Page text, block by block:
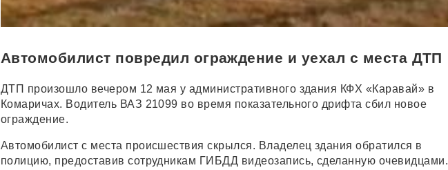
Автомобилист повредил ограждение и уехал с места ДТП
ДТП произошло вечером 12 мая у административного здания КФХ «Каравай» в
Комаричах. Водитель ВАЗ 21099 во время показательного дрифта сбил новое
ограждение.
Автомобилист с места происшествия скрылся. Владелец здания обратился в
полицию, предоставив сотрудникам ГИБДД видеозапись, сделанную очевидцами.